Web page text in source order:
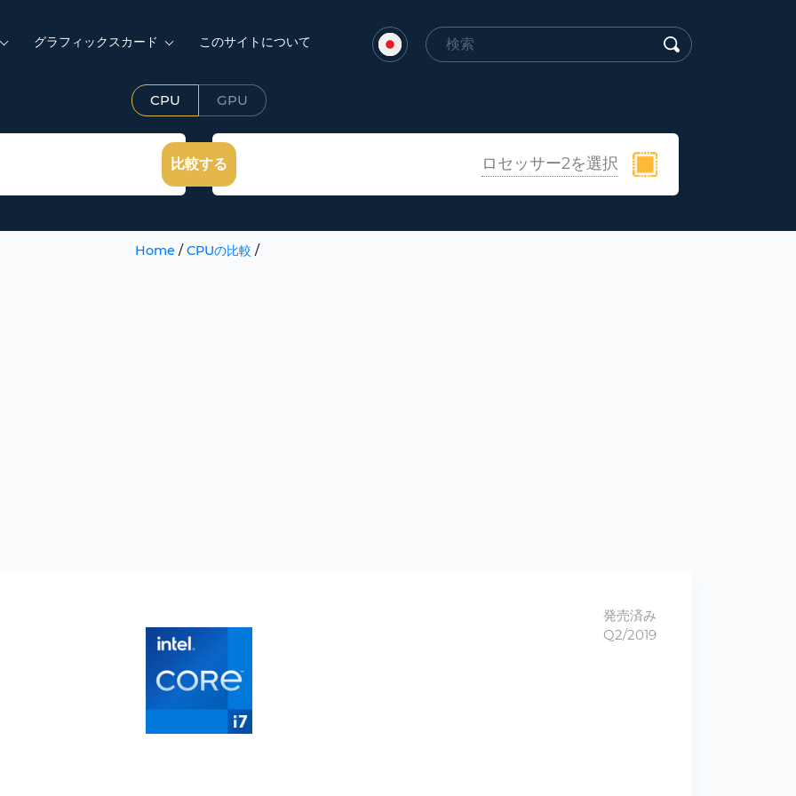
グラフィックスカード このサイトについて
CPU GPU
ロセッサー2を選択
比較する
Home / CPUの比較 /
発売済み
Q2/2019